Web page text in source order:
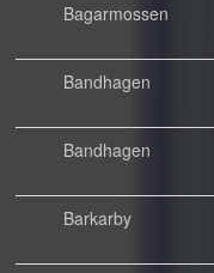
Bagarmossen
Bandhagen
Bandhagen
Barkarby